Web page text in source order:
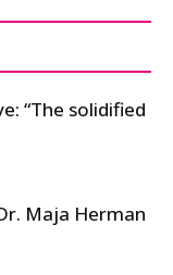
“The solidified
Maja Herman